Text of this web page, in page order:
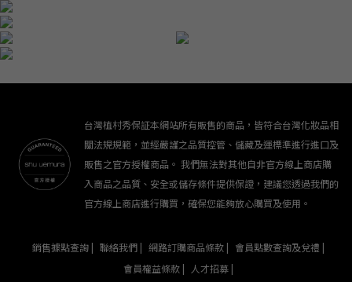
台灣植村秀保証本網站所有販售的商品，皆符合台灣化妝品相
關法規規範，並經嚴謹之品質控管、儲藏及運標準進行進口及
販售之官方授權商品。 我們無法對其他自非官方線上商店購
入商品之品質、安全或儲存條件提供保證，建議您透過我們的
官方線上商店進行購買，確保您能夠放心購買及使用。
銷售據點查詢 | 聯絡我們 | 網路訂購商品條款 |
會員點數查詢及兌禮 |
會員權益條款 |
人才招募 |